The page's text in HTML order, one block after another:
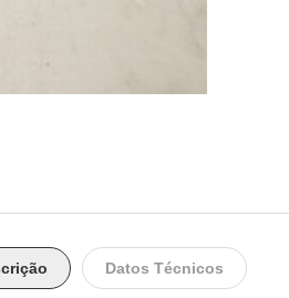
Datos Técnicos